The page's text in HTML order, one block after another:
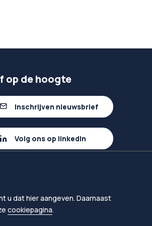
op de hoogte
Inschrijven nieuwsbrief
Volg ons op linkedIn
Toegankelijkheid leermiddelen
u dat hier aangeven. Daarnaast
cookiepagina.